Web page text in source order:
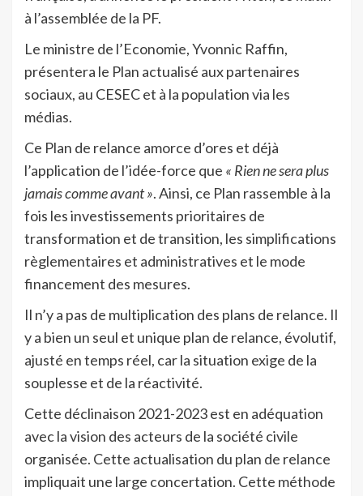
à l’assemblée de la PF.
Le ministre de l’Economie, Yvonnic Raffin,
présentera le Plan actualisé aux partenaires
sociaux, au CESEC et à la population via les
médias.
Ce Plan de relance amorce d’ores et déjà
l’application de l’idée-force que « Rien ne sera plus
jamais comme avant ». Ainsi, ce Plan rassemble à la
fois les investissements prioritaires de
transformation et de transition, les simplifications
règlementaires et administratives et le mode
financement des mesures.
Il n’y a pas de multiplication des plans de relance. Il
y a bien un seul et unique plan de relance, évolutif,
ajusté en temps réel, car la situation exige de la
souplesse et de la réactivité.
Cette déclinaison 2021-2023 est en adéquation
avec la vision des acteurs de la société civile
organisée. Cette actualisation du plan de relance
impliquait une large concertation. Cette méthode